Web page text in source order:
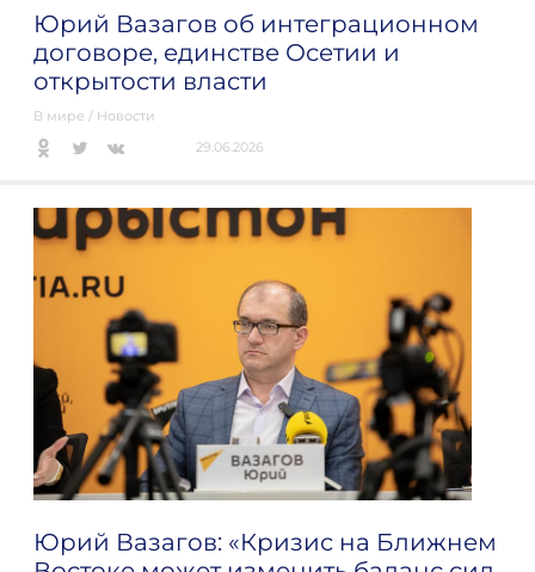
Юрий Вазагов об интеграционном
договоре, единстве Осетии и
открытости власти
В мире / Новости
29.06.2026
Юрий Вазагов: «Кризис на Ближнем